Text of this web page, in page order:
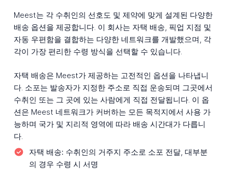
Meest는 각 수취인의 선호도 및 제약에 맞게 설계된 다양한
배송 옵션을 제공합니다. 이 회사는 자택 배송, 픽업 지점 및
자동 우편함을 결합하는 다양한 네트워크를 개발했으며, 각
각이 가장 편리한 수령 방식을 선택할 수 있습니다.
자택 배송은 Meest가 제공하는 고전적인 옵션을 나타냅니
다. 소포는 발송자가 지정한 주소로 직접 운송되며 그곳에서
수취인 또는 그 곳에 있는 사람에게 직접 전달됩니다. 이 옵
션은 Meest 네트워크가 커버하는 모든 목적지에서 사용 가
능하며 국가 및 지리적 영역에 따라 배송 시간대가 다릅니
다.
자택 배송: 수취인의 거주지 주소로 소포 전달, 대부분
의 경우 수령 시 서명